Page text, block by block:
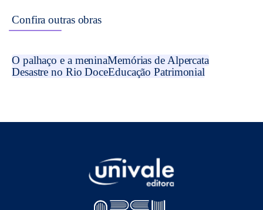
Confira outras obras
O palhaço e a meninaMemórias de Alpercata
Desastre no Rio DoceEducação Patrimonial